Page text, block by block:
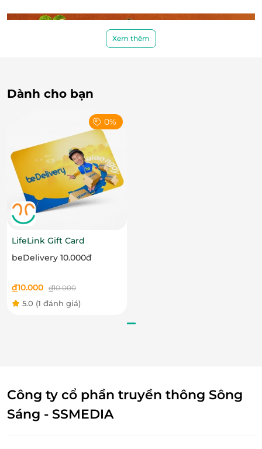
S3 tầng 1, Đường Lý Thái Tổ, P. Hòa Phú, Thành Phố
Thủ Dầu Một, Bình Dương
Giá Trị Khi Sở Hữu Thẻ Quà Tặng Từ LifeLink
Tiện lợi và linh hoạt: Thẻ quà tặng sử dụng dễ
dàng, phù hợp nhiều nhu cầu.
Lựa chọn quà tặng ý nghĩa: Mang đến trải
nghiệm tuyệt vời cho người thân, bạn bè.
mua thẻ trên LifeLink.
LifeLink – Địa Điểm Uy Tín Cho Thẻ Quà
Xem thêm
Dành cho bạn
0%
LifeLink Gift Card
beDelivery 10.000đ
đ10.000 đ10.000
5.0 (1 đánh giá)
Công ty cổ phần truyền thông Sông
Sáng - SSMEDIA